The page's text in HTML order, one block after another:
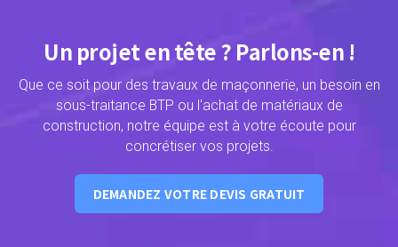
Un projet en tête ? Parlons-en !
Que ce soit pour des travaux de maçonnerie, un besoin en
sous-traitance BTP ou l'achat de matériaux de
construction, notre équipe est à votre écoute pour
concrétiser vos projets.
DEMANDEZ VOTRE DEVIS GRATUIT